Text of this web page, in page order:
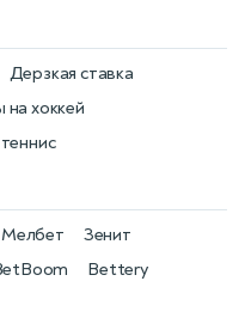
хоккей
Дерзкая ставка
Мелбет
Bettery
Зенит